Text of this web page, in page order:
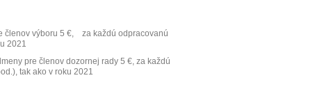
členov výboru 5 €,
za každú odpracovanú
2021
pre členov dozornej rady 5 €, za každú
tak ako v roku 2021